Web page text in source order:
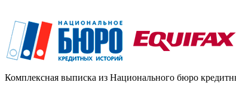
Комплексная выписка из Национального бюро